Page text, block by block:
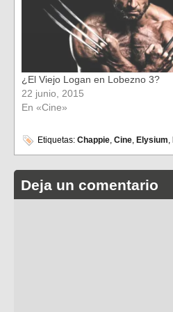
¿El Viejo Logan en Lobezno 3?
22 junio, 2015
En «Cine»
Etiquetas: Chappie, Cine, Elysium,
Deja un comentario